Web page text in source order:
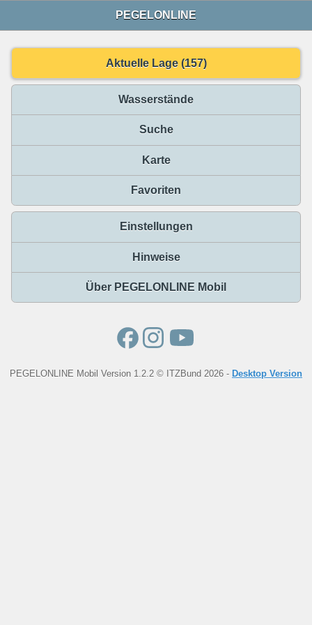
PEGELONLINE
Aktuelle Lage (157)
Wasserstände
Suche
Karte
Favoriten
Einstellungen
Hinweise
Über PEGELONLINE Mobil
PEGELONLINE Mobil Version 1.2.2 © ITZBund 2026 - Desktop Version